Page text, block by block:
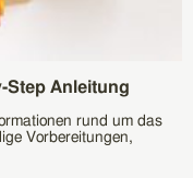
Step Anleitung
rund um das
Vorbereitungen,